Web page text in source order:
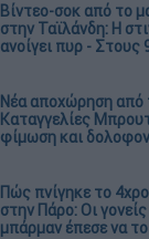
Βίντεο-σοκ από το
στην Ταϊλάνδη: Η
ανοίγει πυρ - Στους
Νέα αποχώρηση από
Καταγγελίες
φίμωση και
Πώς πνίγηκε το
στην Πάρο: Οι
μπάρμαν έπεσε να